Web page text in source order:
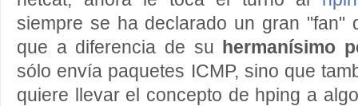
siempre se ha declarado un gran "fan"
que a diferencia de su hermanísimo
sólo envía paquetes ICMP, sino que
quiere llevar el concepto de hping a